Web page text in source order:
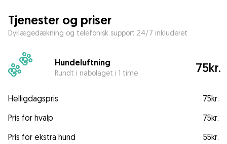
Tjenester og priser
Dyrlægedækning og telefonisk support 24/7 inkluderet
Hundeluftning
Rundt i nabolaget i 1 time 75kr.
Helligdagspris
75kr.
Pris for hvalp
75kr.
Pris for ekstra hund
55kr.